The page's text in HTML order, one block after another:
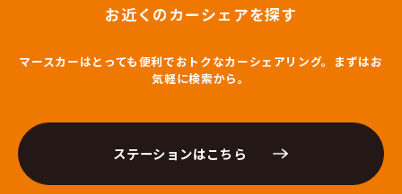
お近くのカーシェアを探す
マースカーはとっても便利でおトクなカーシェアリング。まずはお
気軽に検索から。
ステーションはこちら